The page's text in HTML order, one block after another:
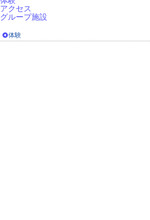
アクセス
グループ施設
体験